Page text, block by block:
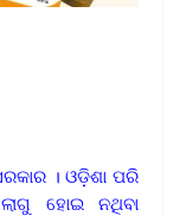
। ଓଡ଼ିଶା ପରି
ହୋଇ ନଥିବା